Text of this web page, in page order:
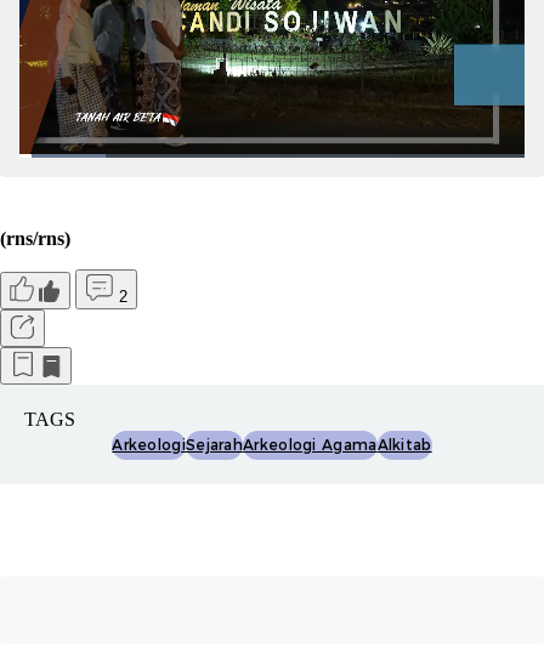
(rns/rns)
2
TAGS
ArkeologiSejarahArkeologi AgamaAlkitab